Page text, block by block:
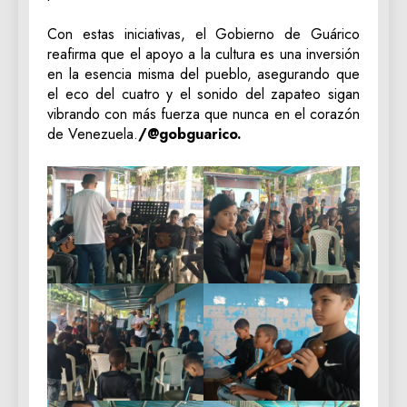
Con estas iniciativas, el Gobierno de Guárico
reafirma que el apoyo a la cultura es una inversión
en la esencia misma del pueblo, asegurando que
el eco del cuatro y el sonido del zapateo sigan
vibrando con más fuerza que nunca en el corazón
de Venezuela./@gobguarico.